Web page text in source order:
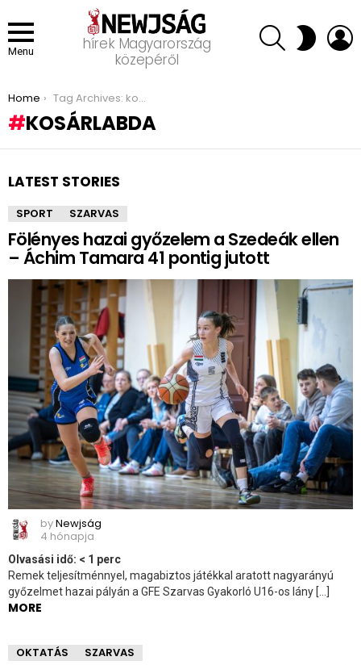
Menu
hírek Magyarország
közepéről
SEARCH SWITCH
SKIN
You are here:
Home Tag Archives: kosárlabda
KOSÁRLABDA
LATEST STORIES
SPORT SZARVAS
Fölényes hazai győzelem a Szedeák ellen
– Áchim Tamara 41 pontig jutott
byNewjság
4 hónapja
Olvasási idő: < 1 perc
Remek teljesítménnyel, magabiztos játékkal aratott nagyarányú
győzelmet hazai pályán a GFE Szarvas Gyakorló U16-os lány […]
MORE
OKTATÁS SZARVAS